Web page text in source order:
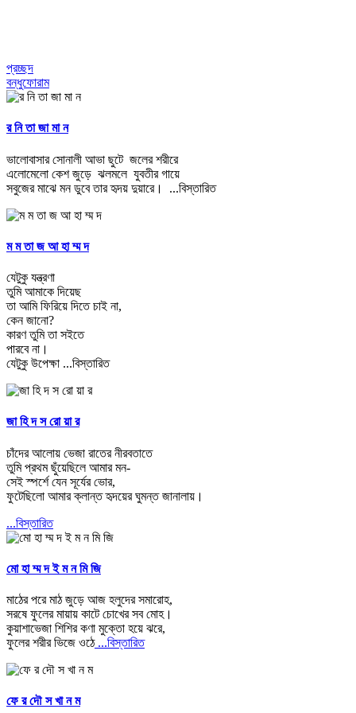
প্রচ্ছদ
বন্ধুফোরাম
র নি তা জা মা ন
ভালোবাসার সোনালী আভা ছুটে জলের শরীরে
এলোমেলো কেশ জুড়ে ঝলমলে যুবতীর গায়ে
সবুজের মাঝে মন ডুবে তার হৃদয় দুয়ারে।
...বিস্তারিত
ম ম তা জ আ হা ম্ম দ
যেটুকু যন্ত্রণা
তুমি আমাকে দিয়েছ
তা আমি ফিরিয়ে দিতে চাই না,
কেন জানো?
কারণ তুমি তা সইতে
পারবে না।
যেটুকু উপেক্ষা ...বিস্তারিত
জা হি দ স রো য়া র
চাঁদের আলোয় ভেজা রাতের নীরবতাতে
তুমি প্রথম ছুঁয়েছিলে আমার মন-
সেই স্পর্শে যেন সূর্যের ভোর,
ফুটেছিলো আমার ক্লান্ত হৃদয়ের ঘুমন্ত জানালায়।
...বিস্তারিত
মো হা ম্ম দ ই ম ন মি জি
​মাঠের পরে মাঠ জুড়ে আজ হলুদের সমারোহ,
সরষে ফুলের মায়ায় কাটে চোখের সব মোহ।
কুয়াশাভেজা শিশির কণা মুক্তো হয়ে ঝরে,
ফুলের শরীর ভিজে ওঠে...বিস্তারিত
ফে র দৌ স খা ন ম